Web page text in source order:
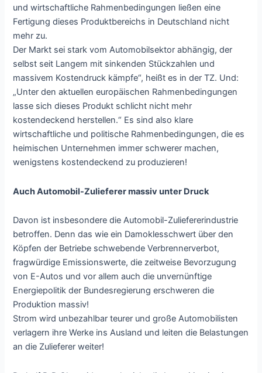
und wirtschaftliche Rahmenbedingungen ließen eine
Fertigung dieses Produktbereichs in Deutschland nicht
mehr zu.
Der Markt sei stark vom Automobilsektor abhängig, der
selbst seit Langem mit sinkenden Stückzahlen und
massivem Kostendruck kämpfe“, heißt es in der TZ. Und:
„Unter den aktuellen europäischen Rahmenbedingungen
lasse sich dieses Produkt schlicht nicht mehr
kostendeckend herstellen.“ Es sind also klare
wirtschaftliche und politische Rahmenbedingungen, die es
heimischen Unternehmen immer schwerer machen,
wenigstens kostendeckend zu produzieren!
Auch Automobil-Zulieferer massiv unter Druck
Davon ist insbesondere die Automobil-Zuliefererindustrie
betroffen. Denn das wie ein Damoklesschwert über den
Köpfen der Betriebe schwebende Verbrennerverbot,
fragwürdige Emissionswerte, die zeitweise Bevorzugung
von E-Autos und vor allem auch die unvernünftige
Energiepolitik der Bundesregierung erschweren die
Produktion massiv!
Strom wird unbezahlbar teurer und große Automobilisten
verlagern ihre Werke ins Ausland und leiten die Belastungen
an die Zulieferer weiter!